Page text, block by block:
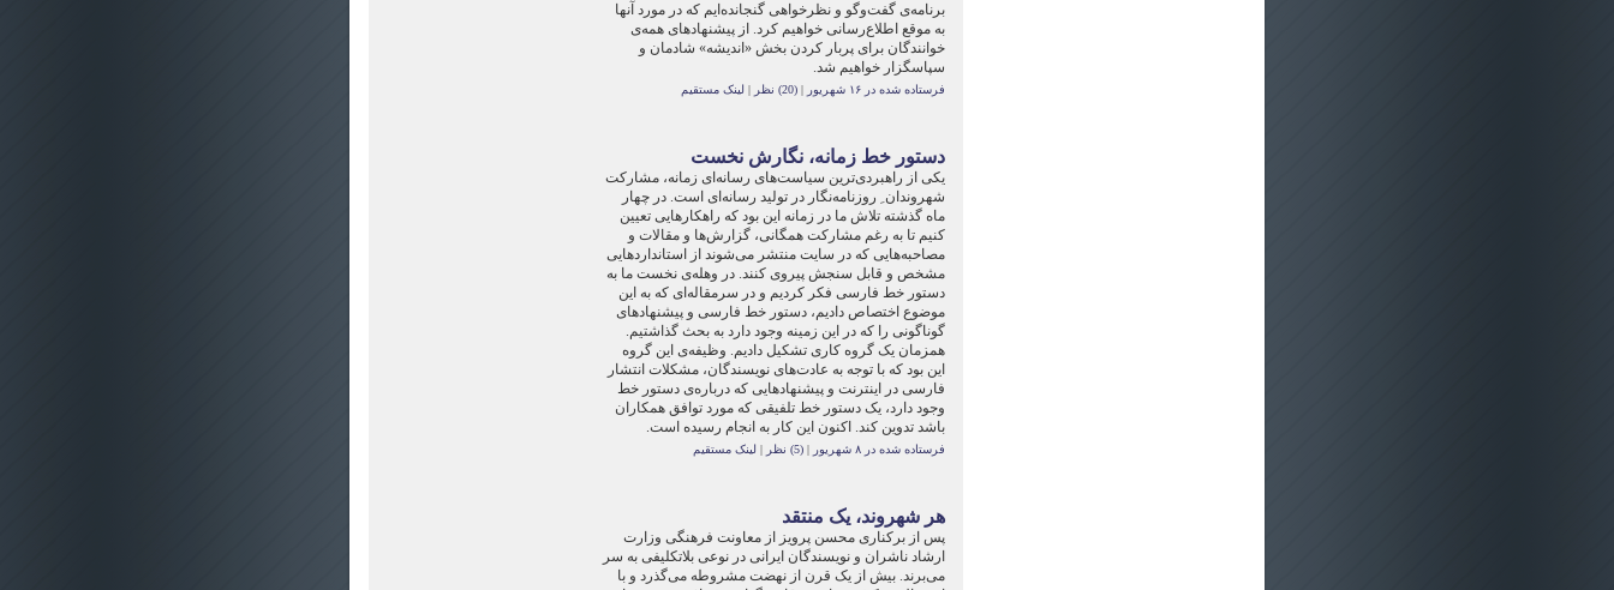
برنامه‌ی گفت‌وگو و نظرخواهی گنجانده‌ایم که در مورد آنها
به موقع اطلاع‌رسانی خواهیم کرد. از پیشنهادهای همه‌ی
خوانندگان برای پربار کردن بخش «اندیشه» شادمان و
سپاسگزار خواهیم شد.
فرستاده شده در ۱۶ شهریور |(20) نظر | لینک مستقیم
دستور خط زمانه، نگارش نخست
یکی از راهبردی‌ترین سیاست‌های رسانه‌ای زمانه، مشارکت
شهروندان ِ روزنامه‌نگار در تولید رسانه‌ای است. در چهار
ماه گذشته تلاش ما در زمانه این بود که راهکارهایی تعیین
کنیم تا به رغم مشارکت همگانی، گزارش‌ها و مقالات و
مصاحبه‌هایی که در سایت منتشر می‌شوند از استانداردهایی
مشخص و قابل سنجش پیروی کنند. در وهله‌ی نخست ما به
دستور خط فارسی فکر کردیم و در سرمقاله‌ای که به این
موضوع اختصاص دادیم، دستور خط فارسی و پیشنهادهای
گوناگونی را که در این زمینه وجود دارد به بحث گذاشتیم.
همزمان یک گروه کاری تشکیل دادیم. وظیفه‌ی این گروه
این بود که با توجه به عادت‌های نویسندگان، مشکلات انتشار
فارسی در اینترنت و پیشنهادهایی که درباره‌ی دستور خط
وجود دارد، یک دستور خط تلفیقی که مورد توافق همکاران
باشد تدوین کند. اکنون این کار به انجام رسیده است.
فرستاده شده در ۸ شهریور |(5) نظر | لینک مستقیم
هر شهروند، یک منتقد
پس از برکناری محسن پرویز از معاونت فرهنگی وزارت
ارشاد ناشران و نویسندگان ایرانی در نوعی بلاتکلیفی به سر
می‌برند. بیش از یک قرن از نهضت مشروطه می‌گذرد و با